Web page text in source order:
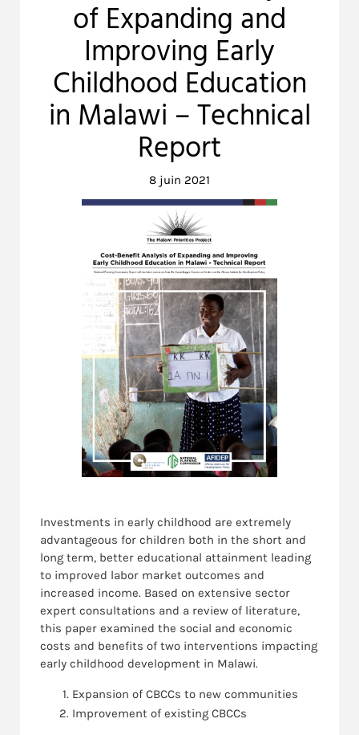
of Expanding and
Improving Early
Childhood Education
in Malawi – Technical
Report
8 juin 2021
Investments in early childhood are extremely
advantageous for children both in the short and
long term, better educational attainment leading
to improved labor market outcomes and
increased income. Based on extensive sector
expert consultations and a review of literature,
this paper examined the social and economic
costs and benefits of two interventions impacting
early childhood development in Malawi.
Expansion of CBCCs to new communities
Improvement of existing CBCCs